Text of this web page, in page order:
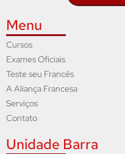
Menu
Cursos
Exames Oficiais
Teste seu Francês
A Aliança Francesa
Serviços
Contato
Unidade Barra